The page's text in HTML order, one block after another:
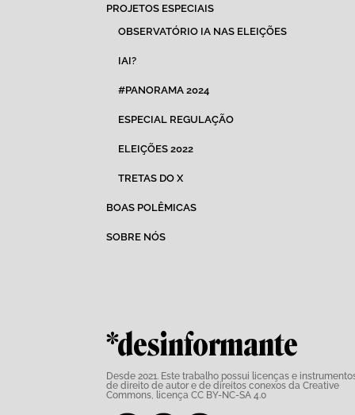
PROJETOS ESPECIAIS
OBSERVATÓRIO IA NAS ELEIÇÕES
IAI?
#PANORAMA 2024
ESPECIAL REGULAÇÃO
ELEIÇÕES 2022
TRETAS DO X
BOAS POLÊMICAS
SOBRE NÓS
*desinformante
Desde 2021. Este trabalho possui licenças e
de direito de autor e de direitos conexos da Creative
Commons,
licença CC BY-NC-SA 4.0